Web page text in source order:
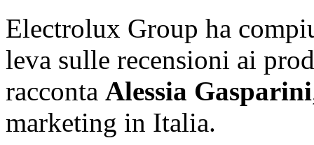
Electrolux Group ha
leva sulle recensioni ai
racconta Alessia Gasparini
marketing in Italia.